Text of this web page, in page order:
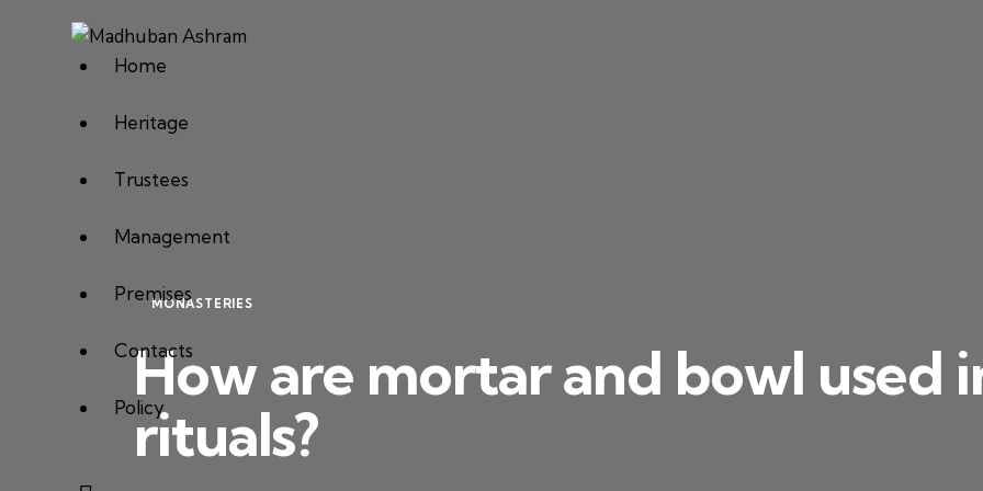
Home
Heritage
Trustees
Management
Premises
Contacts
Policy
MONASTERIES
How are mortar and bowl used
rituals?